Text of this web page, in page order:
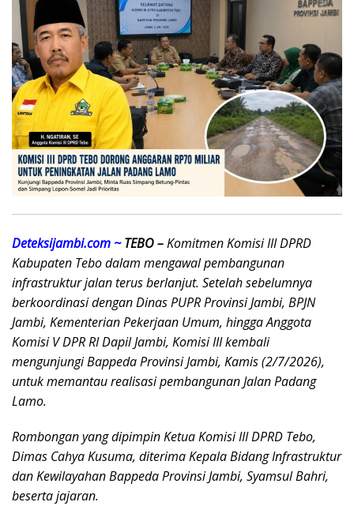
Deteksijambi.com ~ TEBO –Komitmen Komisi III DPRD
Kabupaten Tebo dalam mengawal pembangunan
infrastruktur jalan terus berlanjut. Setelah sebelumnya
berkoordinasi dengan Dinas PUPR Provinsi Jambi, BPJN
Jambi, Kementerian Pekerjaan Umum, hingga Anggota
Komisi V DPR RI Dapil Jambi, Komisi III kembali
mengunjungi Bappeda Provinsi Jambi, Kamis (2/7/2026),
untuk memantau realisasi pembangunan Jalan Padang
Lamo.
Rombongan yang dipimpin Ketua Komisi III DPRD Tebo,
Dimas Cahya Kusuma, diterima Kepala Bidang Infrastruktur
dan Kewilayahan Bappeda Provinsi Jambi, Syamsul Bahri,
beserta jajaran.